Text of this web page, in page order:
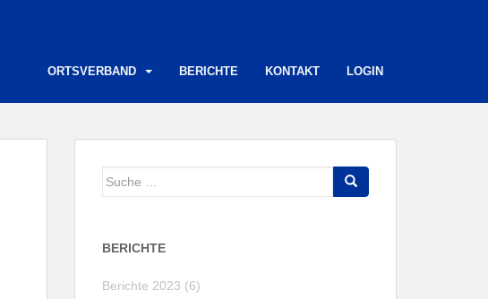
ORTSVERBAND BERICHTE KONTAKT LOGIN
Suche
BERICHTE
Berichte 2023 (6)